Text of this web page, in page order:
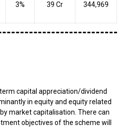
3% ₹39 Cr 344,969
capital appreciation/dividend
in equity and equity related
market capitalisation. There can
objectives of the scheme will